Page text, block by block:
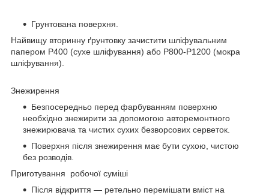
Грунтована поверхня.
Найвищу вторинну ґрунтовку зачистити шліфувальним
папером Р400 (сухе шліфування) або Р800-Р1200 (мокра
шліфування).
Знежирення
Безпосередньо перед фарбуванням поверхню
необхідно знежирити за допомогою авторемонтного
знежирювача та чистих сухих безворсових серветок.
Поверхня після знежирення має бути сухою, чистою
без розводів.
Приготування робочої суміші
Після відкриття — ретельно перемішати вміст на